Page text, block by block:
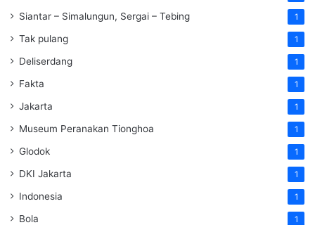
Siantar – Simalungun, Sergai – Tebing 1
Tak pulang 1
Deliserdang 1
Fakta 1
Jakarta 1
Museum Peranakan Tionghoa 1
Glodok 1
DKI Jakarta 1
Indonesia 1
Bola 1